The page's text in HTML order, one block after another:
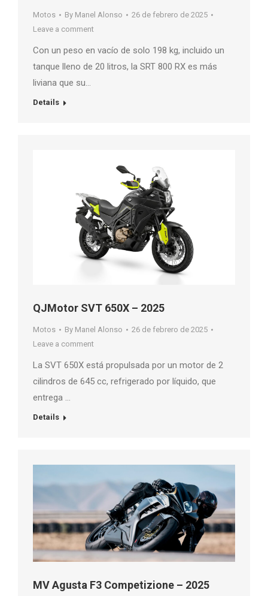
Motos By Manel Alonso
26 de febrero de 2025
Leave a comment
Con un peso en vacío de solo 198 kg, incluido un
tanque lleno de 20 litros, la SRT 800 RX es más
liviana que su…
Details
QJMotor SVT 650X – 2025
Motos By Manel Alonso
26 de febrero de 2025
Leave a comment
La SVT 650X está propulsada por un motor de 2
cilindros de 645 cc, refrigerado por líquido, que
entrega …
Details
MV Agusta F3 Competizione – 2025